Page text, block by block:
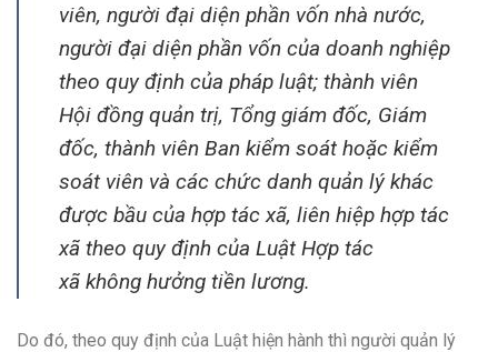
viên, người đại diện phần vốn nhà nước,
người đại diện phần vốn của doanh nghiệp
theo quy định của pháp luật; thành viên
Hội đồng quản trị, Tổng giám đốc, Giám
đốc, thành viên Ban kiểm soát hoặc kiểm
soát viên và các chức danh quản lý khác
được bầu của hợp tác xã, liên hiệp hợp tác
xã theo quy định của Luật Hợp tác
xã không hưởng tiền lương.
Do đó, theo quy định của Luật hiện hành thì người quản lý